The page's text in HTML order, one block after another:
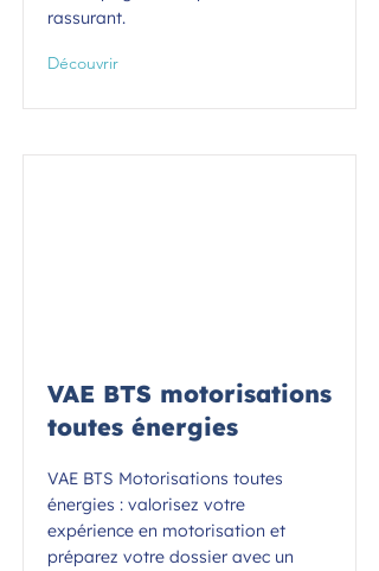
rassurant.
Découvrir
VAE BTS motorisations
toutes énergies
VAE BTS Motorisations toutes
énergies : valorisez votre
expérience en motorisation et
préparez votre dossier avec un